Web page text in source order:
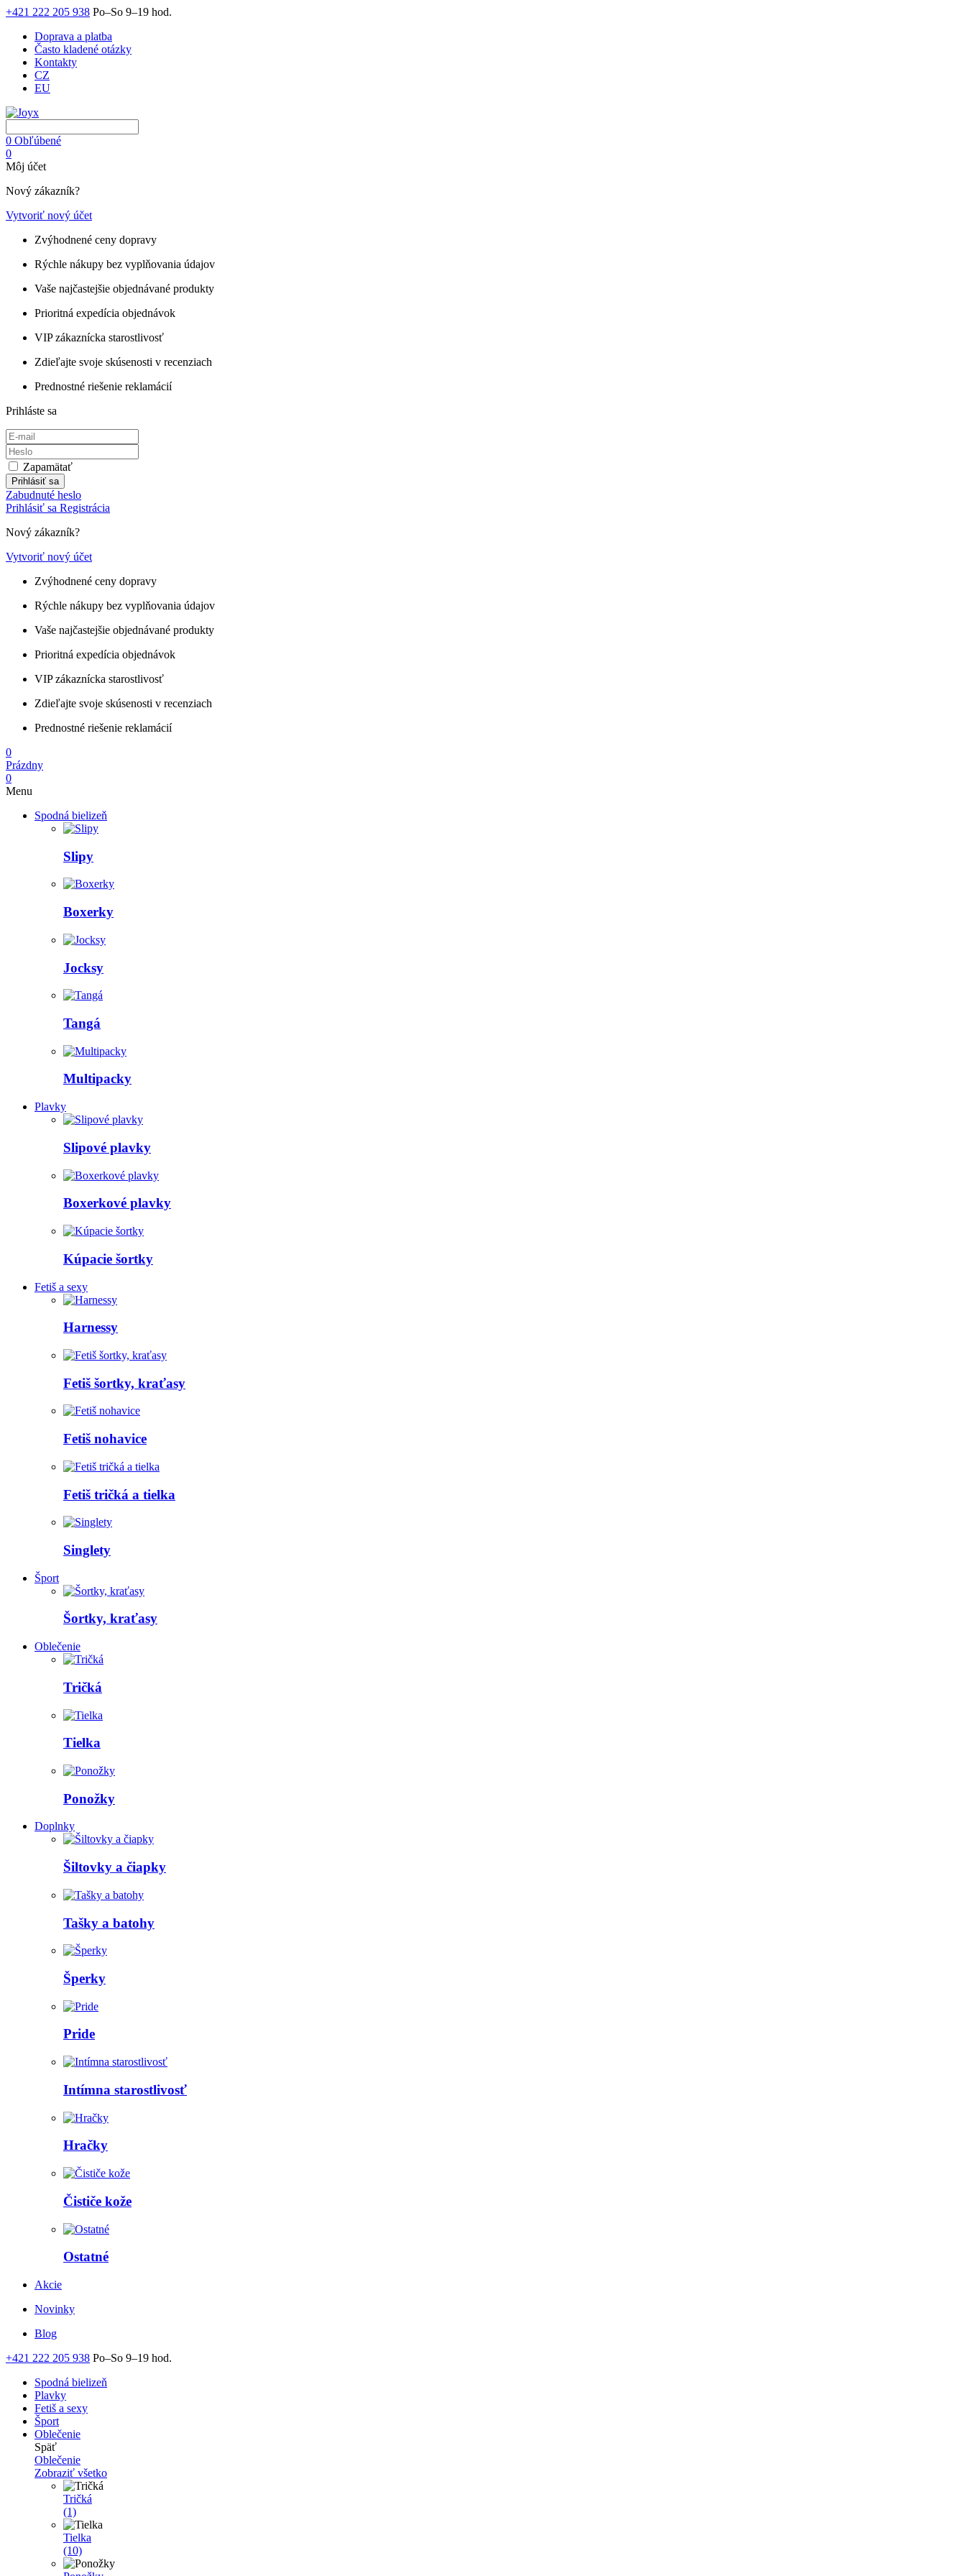
+421 222 205 938 Po–So 9–19 hod.
Doprava a platba
Často kladené otázky
Kontakty
CZ
EU
0 Obľúbené
0
Môj účet
Nový zákazník?
Vytvoriť nový účet
Zvýhodnené ceny dopravy
Rýchle nákupy bez vyplňovania údajov
Vaše najčastejšie objednávané produkty
Prioritná expedícia objednávok
VIP zákaznícka starostlivosť
Zdieľajte svoje skúsenosti v recenziach
Prednostné riešenie reklamácií
Prihláste sa
Zapamätať
Prihlásiť sa
Zabudnuté heslo
Prihlásiť sa Registrácia
Nový zákazník?
Vytvoriť nový účet
Zvýhodnené ceny dopravy
Rýchle nákupy bez vyplňovania údajov
Vaše najčastejšie objednávané produkty
Prioritná expedícia objednávok
VIP zákaznícka starostlivosť
Zdieľajte svoje skúsenosti v recenziach
Prednostné riešenie reklamácií
0
Prázdny
0
Menu
Spodná bielizeň
Slipy
Boxerky
Jocksy
Tangá
Multipacky
Plavky
Slipové plavky
Boxerkové plavky
Kúpacie šortky
Fetiš a sexy
Harnessy
Fetiš šortky, kraťasy
Fetiš nohavice
Fetiš tričká a tielka
Singlety
Šport
Šortky, kraťasy
Oblečenie
Tričká
Tielka
Ponožky
Doplnky
Šiltovky a čiapky
Tašky a batohy
Šperky
Pride
Intímna starostlivosť
Hračky
Čističe kože
Ostatné
Akcie
Novinky
Blog
+421 222 205 938 Po–So 9–19 hod.
Spodná bielizeň
Plavky
Fetiš a sexy
Šport
Oblečenie
Späť
Oblečenie
Zobraziť všetko
Tričká
(1)
Tielka
(10)